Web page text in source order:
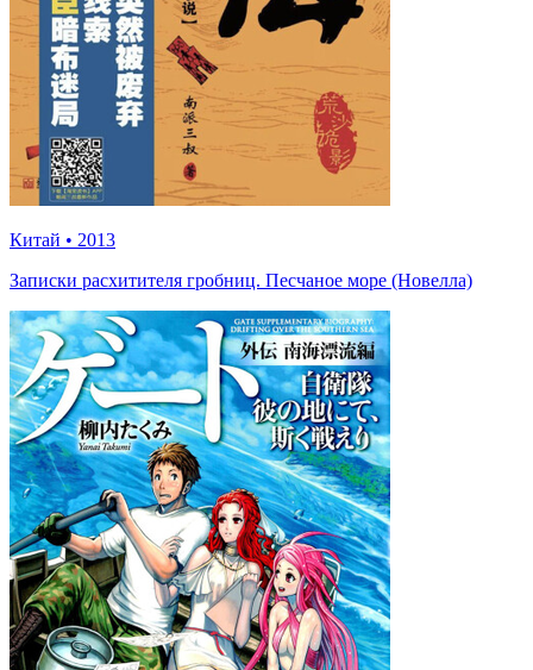
Китай • 2013
Записки расхитителя гробниц. Песчаное море (Новелла)